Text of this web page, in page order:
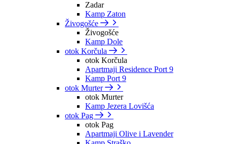
Zadar
Kamp Zaton
Živogošće
Živogošće
Kamp Dole
otok Korčula
otok Korčula
Apartmaji Residence Port 9
Kamp Port 9
otok Murter
otok Murter
Kamp Jezera Lovišća
otok Pag
otok Pag
Apartmaji Olive i Lavender